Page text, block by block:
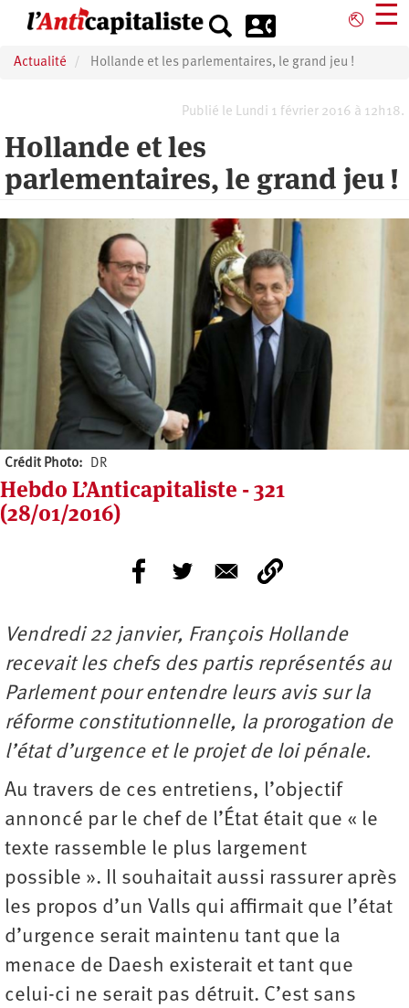
principal
⎋ ☰
Actualité Hollande et les parlementaires, le grand jeu !
Publié le Lundi 1 février 2016 à 12h18.
Hollande et les
parlementaires, le grand jeu !
Crédit Photo DR
Hebdo L’Anticapitaliste - 321
(28/01/2016)
Vendredi 22 janvier, François Hollande
recevait les chefs des partis représentés au
Parlement pour entendre leurs avis sur la
réforme constitutionnelle, la prorogation de
l’état d’urgence et le projet de loi pénale.
Au travers de ces entretiens, l’objectif
annoncé par le chef de l’État était que « le
texte rassemble le plus largement
possible ». Il souhaitait aussi rassurer après
les propos d’un Valls qui affirmait que l’état
d’urgence serait maintenu tant que la
menace de Daesh existerait et tant que
celui-ci ne serait pas détruit. C’est sans